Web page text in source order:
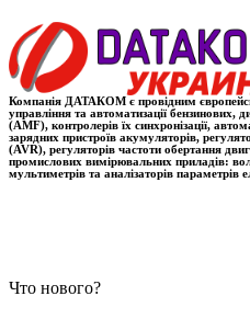
Компанія ДАТАКОМ є провідним
управління та автоматизації бензинових,
(AMF), контролерів їх синхронізації,
зарядних пристроїв акумуляторів,
(AVR), регуляторів частоти обертання
промислових вимірювальних приладів:
мультиметрів та аналізаторів параметрів
Что нового?